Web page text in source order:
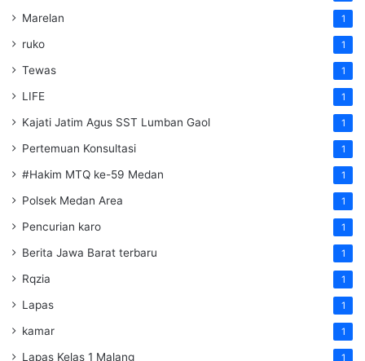
Marelan 1
ruko 1
Tewas 1
LIFE 1
Kajati Jatim Agus SST Lumban Gaol 1
Pertemuan Konsultasi 1
#Hakim MTQ ke-59 Medan 1
Polsek Medan Area 1
Pencurian karo 1
Berita Jawa Barat terbaru 1
Rqzia 1
Lapas 1
kamar 1
Lapas Kelas 1 Malang 1